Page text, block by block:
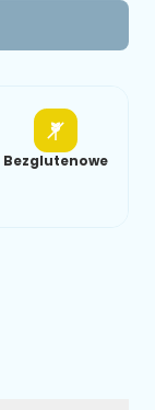
Bezglutenowe